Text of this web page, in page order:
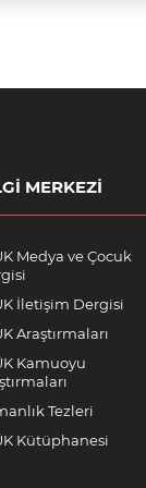
MERKEZI
Medya ve Çocuk
İletişim Dergisi
Araştırmaları
Kamuoyu
Tezleri
Kütüphanesi